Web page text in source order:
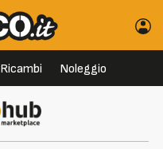
Ricambi Noleggio